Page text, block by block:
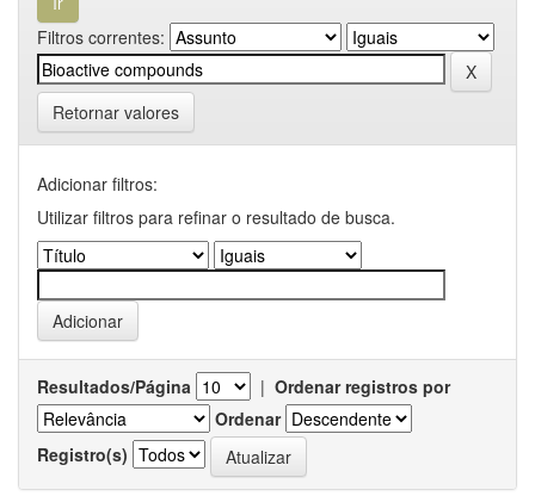
Filtros correntes:
Retornar valores
Adicionar filtros:
Utilizar filtros para refinar o resultado de busca.
Resultados/Página | Ordenar registros por
Ordenar
Registro(s)